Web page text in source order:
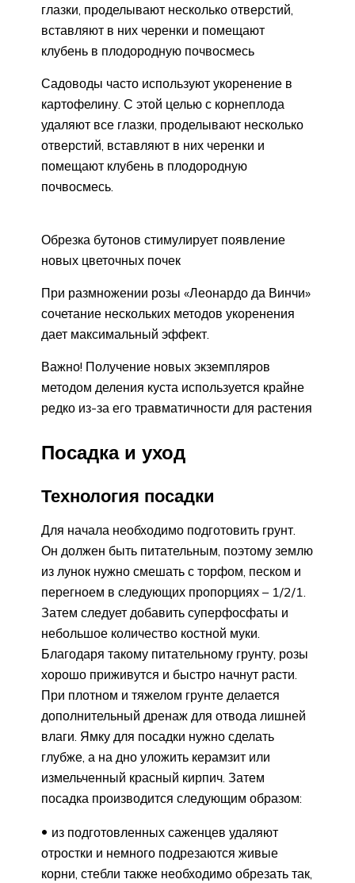
глазки, проделывают несколько отверстий,
вставляют в них черенки и помещают
клубень в плодородную почвосмесь
Садоводы часто используют укоренение в
картофелину. С этой целью с корнеплода
удаляют все глазки, проделывают несколько
отверстий, вставляют в них черенки и
помещают клубень в плодородную
почвосмесь.
Обрезка бутонов стимулирует появление
новых цветочных почек
При размножении розы «Леонардо да Винчи»
сочетание нескольких методов укоренения
дает максимальный эффект.
Важно! Получение новых экземпляров
методом деления куста используется крайне
редко из-за его травматичности для растения
Посадка и уход
Технология посадки
Для начала необходимо подготовить грунт.
Он должен быть питательным, поэтому землю
из лунок нужно смешать с торфом, песком и
перегноем в следующих пропорциях – 1/2/1.
Затем следует добавить суперфосфаты и
небольшое количество костной муки.
Благодаря такому питательному грунту, розы
хорошо приживутся и быстро начнут расти.
При плотном и тяжелом грунте делается
дополнительный дренаж для отвода лишней
влаги. Ямку для посадки нужно сделать
глубже, а на дно уложить керамзит или
измельченный красный кирпич. Затем
посадка производится следующим образом:
из подготовленных саженцев удаляют
отростки и немного подрезаются живые
корни, стебли также необходимо обрезать так,